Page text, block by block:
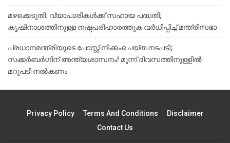
മഴക്കെടുതി: വ്യാപാരികൾക്ക് സഹായ പദ്ധതി;
കൃഷിനാശത്തിനുള്ള നഷ്ടപരിഹാരത്തുക വർ‌ധിപ്പിച്ച് മന്ത്രിസഭാ
പ്രധാനമന്ത്രിയുടെ പോസ്റ്റ് നീക്കംചെയ്ത നടപടി;
സക്കർബർഗിന് അന്ത്യശാസനം! മൂന്ന് ദിവസത്തിനുള്ളില്‍
മറുപടി നല്‍കണം
Privacy Policy Terms And Conditions
Disclaimer
Contact Us